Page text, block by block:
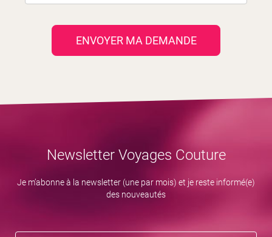
ENVOYER MA DEMANDE
Newsletter Voyages Couture
Je m’abonne à la newsletter (une par mois) et je reste informé(e)
des nouveautés